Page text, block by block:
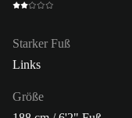
Starker Fuß
Links
Größe